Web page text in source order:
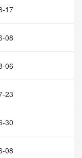
17
08
06
23
30
08